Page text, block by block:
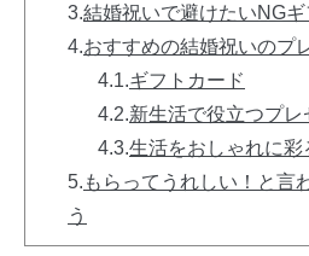
3.結婚祝いで避けたいNGギ
4.おすすめの結婚祝いのプ
4.1.ギフトカード
4.2.新生活で役立つプレ
4.3.生活をおしゃれに彩
5. もらってうれしい！と言
う